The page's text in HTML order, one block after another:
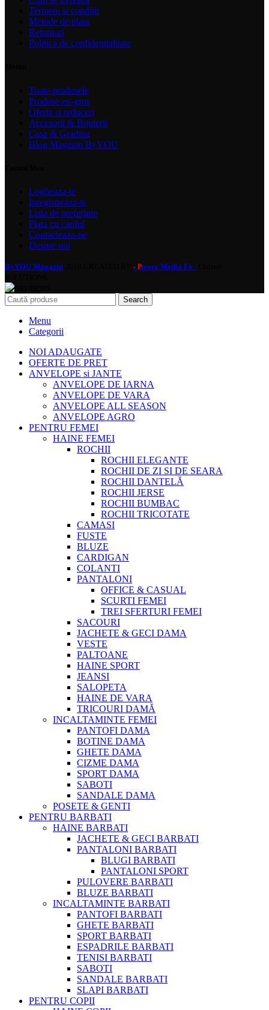
Termeni si conditii
Metode de plata
Returnari
Politica de confidentialitate
Toate produsele
Produse en-gros
Oferte si reduceri
Accesorii & Bijuterii
Casa & Gradina
Blog Magazin ByYOU
Logheaza-te
Inregistreaza-te
Lista de preferinte
Plata cu cardul
Contacteaza-ne
Despre noi
ByYOU Magazin - Power Media Fx -
Search
Menu
Categorii
NOI ADAUGATE
OFERTE DE PRET
ANVELOPE si JANTE
ANVELOPE DE IARNA
ANVELOPE DE VARA
ANVELOPE ALL SEASON
ANVELOPE AGRO
PENTRU FEMEI
HAINE FEMEI
ROCHII
ROCHII ELEGANTE
ROCHII DE ZI SI DE SEARA
ROCHII DANTELĂ
ROCHII JERSE
ROCHII BUMBAC
ROCHII TRICOTATE
CAMASI
FUSTE
BLUZE
CARDIGAN
COLANTI
PANTALONI
OFFICE & CASUAL
SCURTI FEMEI
TREI SFERTURI FEMEI
SACOURI
JACHETE & GECI DAMA
VESTE
PALTOANE
HAINE SPORT
JEANSI
SALOPETA
HAINE DE VARA
TRICOURI DAMĂ
INCALTAMINTE FEMEI
PANTOFI DAMA
BOTINE DAMA
GHETE DAMA
CIZME DAMA
SPORT DAMA
SABOTI
SANDALE DAMA
POSETE & GENTI
PENTRU BARBATI
HAINE BARBATI
JACHETE & GECI BARBATI
PANTALONI BARBATI
BLUGI BARBATI
PANTALONI SPORT
PULOVERE BARBATI
BLUZE BARBATI
INCALTAMINTE BARBATI
PANTOFI BARBATI
GHETE BARBATI
SPORT BARBATI
ESPADRILE BARBATI
TENISI BARBATI
SABOTI
SANDALE BARBATI
SLAPI BARBATI
PENTRU COPII